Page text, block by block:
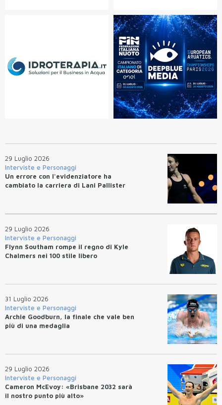
29 Luglio 2026
Interviste e Personaggi
Un errore con l'evidenziatore ha
cambiato la carriera di Lani Pallister
29 Luglio 2026
Interviste e Personaggi
Flynn Southam rompe il regno di Kyle
Chalmers nei 100 stile libero
31 Luglio 2026
Interviste e Personaggi
Archie Goodburn, la finale che vale ben
più di una medaglia
29 Luglio 2026
Interviste e Personaggi
Cameron McEvoy: «Brisbane 2032 sarà
il nostro punto più alto»